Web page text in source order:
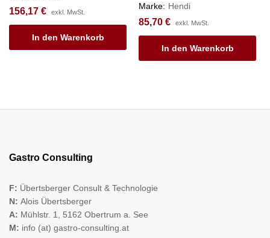
156,17 € exkl. MwSt.
In den Warenkorb
Marke: Hendi
85,70 € exkl. MwSt.
In den Warenkorb
Gastro Consulting
F: Übertsberger Consult & Technologie
N: Alois Übertsberger
A: Mühlstr. 1, 5162 Obertrum a. See
M: info (at) gastro-consulting.at